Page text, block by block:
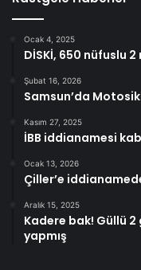
Ocak 4, 2025
DİSKİ, 650 nüfuslu
Şubat 16, 2026
Samsun’da
Kasım 27, 2025
İBB iddianamesi
Ocak 13, 2026
Çiller’e
Aralık 15, 2025
Kadere bak! Güllü 2
yapmış